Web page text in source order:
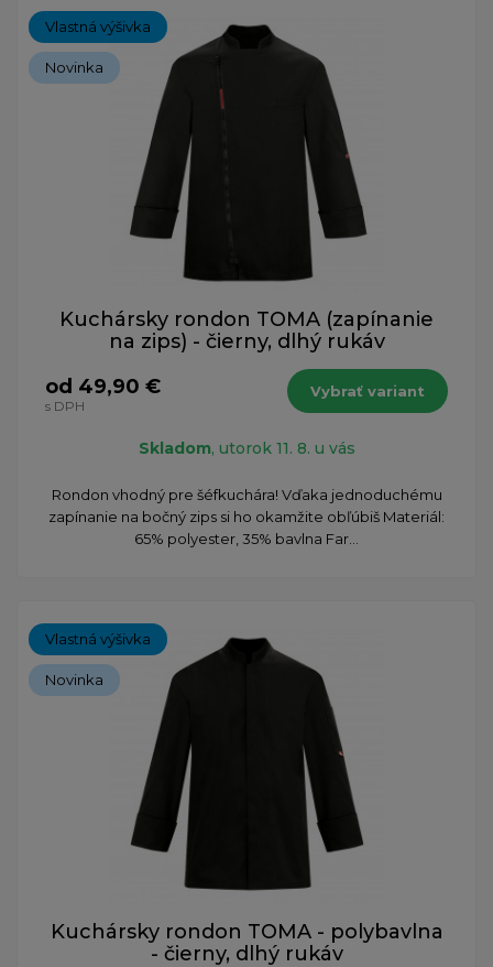
Vlastná výšivka
Novinka
Kuchársky rondon TOMA (zapínanie
na zips) - čierny, dlhý rukáv
od 49,90 €
s DPH
Vybrať variant
Skladom, utorok 11. 8. u vás
Rondon vhodný pre šéfkuchára! Vďaka jednoduchému
zapínanie na bočný zips si ho okamžite obľúbiš Materiál:
65% polyester, 35% bavlna Far...
Vlastná výšivka
Novinka
Kuchársky rondon TOMA - polybavlna
- čierny, dlhý rukáv